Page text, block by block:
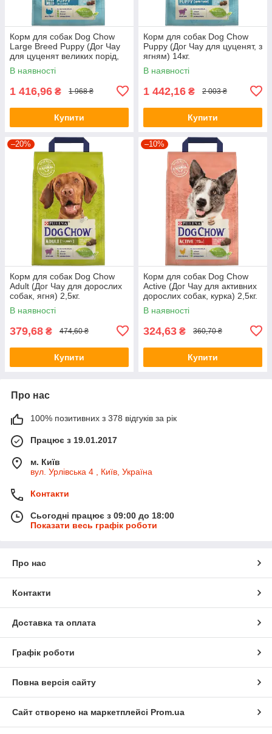
Корм для собак Dog Chow
Large Breed Puppy (Дог Чау
для цуценят великих порід,
індичка) 14кг.
В наявності
1 416,96 ₴ 1 968 ₴
Купити
Корм для собак Dog Chow
Puppy (Дог Чау для цуценят, з
ягням) 14кг.
В наявності
1 442,16 ₴ 2 003 ₴
Купити
–20%
Корм для собак Dog Chow
Adult (Дог Чау для дорослих
собак, ягня) 2,5кг.
В наявності
379,68 ₴ 474,60 ₴
Купити
–10%
Корм для собак Dog Chow
Active (Дог Чау для активних
дорослих собак, курка) 2,5кг.
В наявності
324,63 ₴ 360,70 ₴
Купити
Про нас
100% позитивних з 378 відгуків за рік
Працює з 19.01.2017
м. Київ
вул. Урлівська 4 , Київ, Україна
Контакти
Сьогодні працює з 09:00 до 18:00
Показати весь графік роботи
Про нас
Контакти
Доставка та оплата
Графік роботи
Повна версія сайту
Сайт створено на маркетплейсі Prom.ua